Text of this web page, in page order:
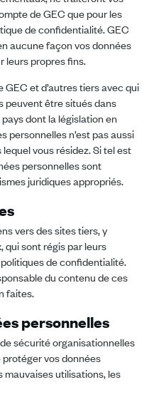
de GEC que pour les
de confidentialité. GEC
aucune façon vos données
leurs propres fins.
et d’autres tiers avec qui
peuvent être situés dans
dont la législation en
personnelles n’est pas aussi
vous résidez. Si tel est
personnelles sont
juridiques appropriés.
vers des sites tiers, y
qui sont régis par leurs
de confidentialité.
du contenu de ces
faites.
personnelles
sécurité organisationnelles
vos données
mauvaises utilisations, les